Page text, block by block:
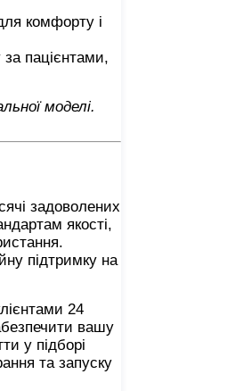
комфорту і
пацієнтами,
моделі.
задоволених
якості,
підтримку на
24
вашу
у підборі
та запуску